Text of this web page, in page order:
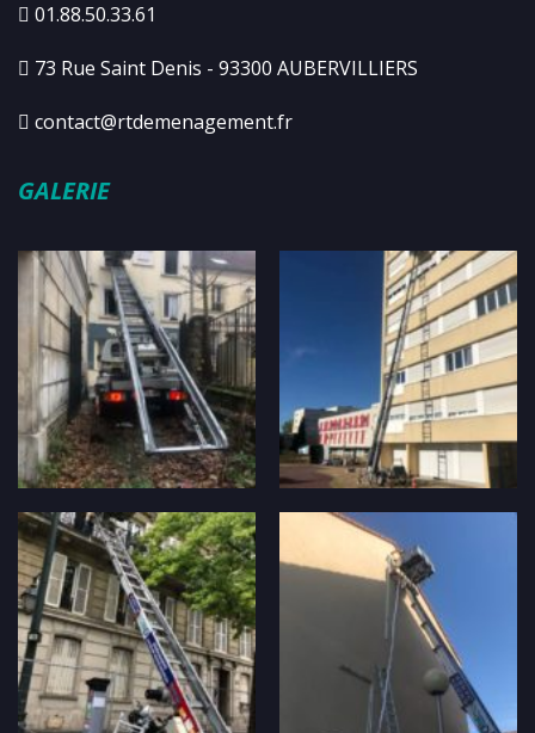
01.88.50.33.61
73 Rue Saint Denis - 93300 AUBERVILLIERS
contact@rtdemenagement.fr
GALERIE